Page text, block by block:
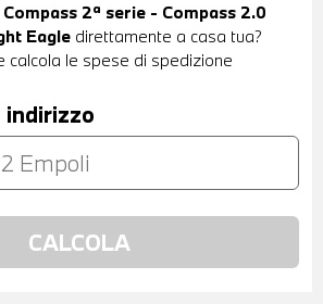
Compass 2ª serie - Compass 2.0
Eagle direttamente a casa tua?
calcola le spese di spedizione
indirizzo